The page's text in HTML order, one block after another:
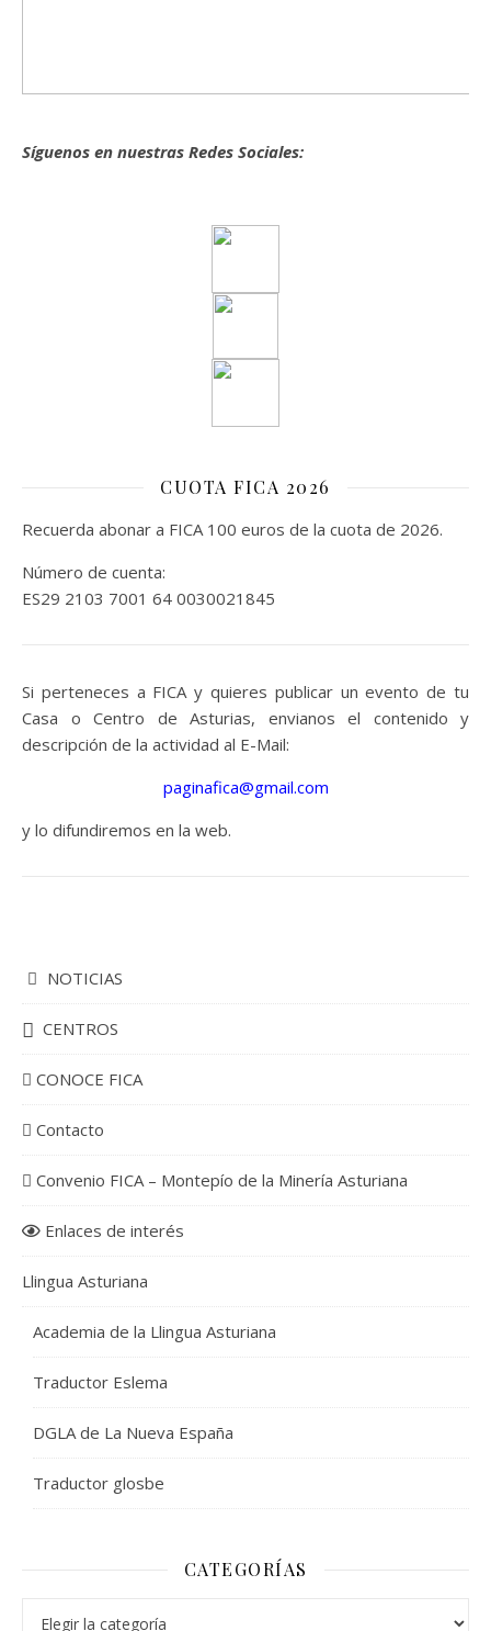
Síguenos en nuestras Redes Sociales:
CUOTA FICA 2026
Recuerda abonar a FICA 100 euros de la cuota de 2026.
Número de cuenta:
ES29 2103 7001 64 0030021845
Si perteneces a FICA y quieres publicar un evento de tu
Casa o Centro de Asturias, envianos el contenido y
descripción de la actividad al E-Mail:
paginafica@gmail.com
y lo difundiremos en la web.
NOTICIAS
CENTROS
CONOCE FICA
Contacto
Convenio FICA – Montepío de la Minería Asturiana
Enlaces de interés
Llingua Asturiana
Academia de la Llingua Asturiana
Traductor Eslema
DGLA de La Nueva España
Traductor glosbe
CATEGORÍAS